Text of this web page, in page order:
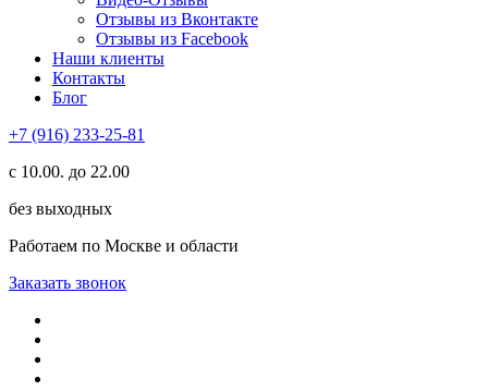
Отзывы из Вконтакте
Отзывы из Facebook
Наши клиенты
Контакты
Блог
+7 (916) 233-25-81
с 10.00. до 22.00
без выходных
Работаем по Москве и области
Заказать звонок